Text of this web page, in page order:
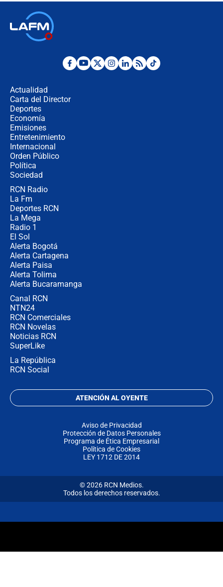
"No hubo fraude ni posibilidad de
Actualidad
Carta del Director
Deportes
Economía
Emisiones
Entretenimiento
Internacional
Orden Público
Política
Sociedad
RCN Radio
La Fm
Deportes RCN
La Mega
Radio 1
El Sol
Alerta Bogotá
Alerta Cartagena
Alerta Paisa
Alerta Tolima
Alerta Bucaramanga
Canal RCN
NTN24
RCN Comerciales
RCN Novelas
Noticias RCN
SuperLike
La República
RCN Social
ATENCIÓN AL OYENTE
Aviso de Privacidad
Protección de Datos Personales
Programa de Ética Empresarial
Política de Cookies
LEY 1712 DE 2014
© 2026 RCN Medios.
Todos los derechos reservados.